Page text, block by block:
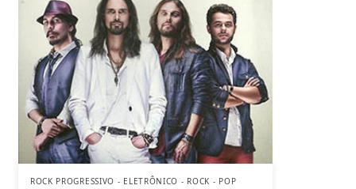
ROCK PROGRESSIVO - ELETRÔNICO - ROCK - POP